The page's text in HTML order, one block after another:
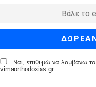
Ναι, επιθυμώ να λαμβάνω
vimaorthodoxias.gr